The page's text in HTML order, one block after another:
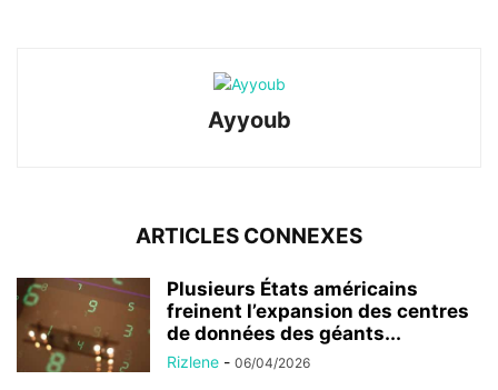
Ayyoub
ARTICLES CONNEXES
Plusieurs États américains
freinent l’expansion des centres
de données des géants...
Rizlene - 06/04/2026